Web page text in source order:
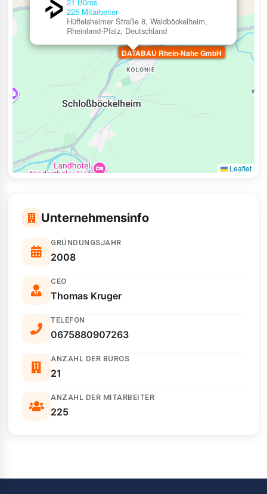
DATABAU Rhein-Nahe GmbH
225 Mitarbeiter
Hüffelsheimer Straße 8, Waldböckelheim,
Rheinland-Pfalz, Deutschland
Leaflet
Unternehmensinfo
GRÜNDUNGSJAHR
2008
CEO
Thomas Kruger
TELEFON
0675880907263
ANZAHL DER BÜROS
21
ANZAHL DER MITARBEITER
225